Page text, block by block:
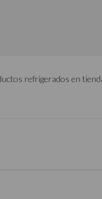
refrigerados en